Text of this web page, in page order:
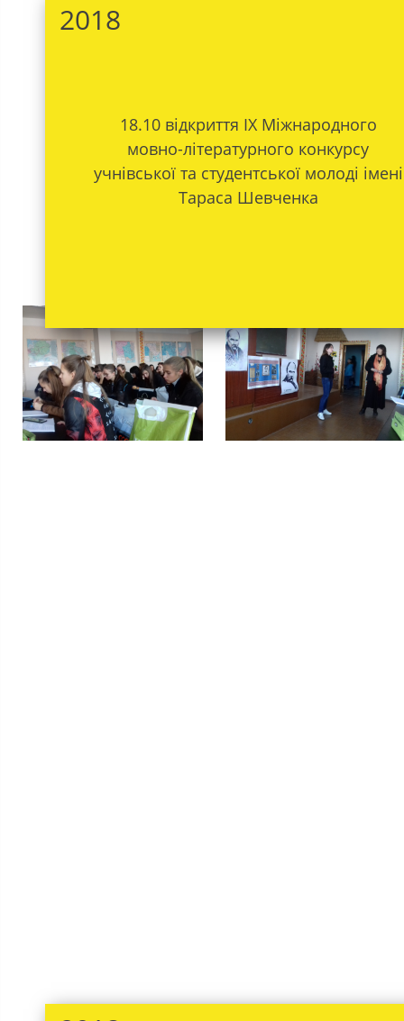
2018
18.10 відкриття ІX Міжнародного
мовно-літературного конкурсу
учнівської та студентської молоді імені
Тараса Шевченка